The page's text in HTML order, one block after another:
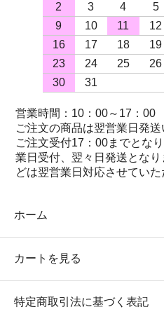
2
3 4 5
9
10 11 12
16
17 18 19
23
24 25 26
30
31
営業時間：10：00～17：00
ご注文の商品は翌営業日発送
ご注文受付17：00までとな
業日受付、翌々日発送とな
どは翌営業日対応させていた
ホーム
カートを見る
特定商取引法に基づく表記